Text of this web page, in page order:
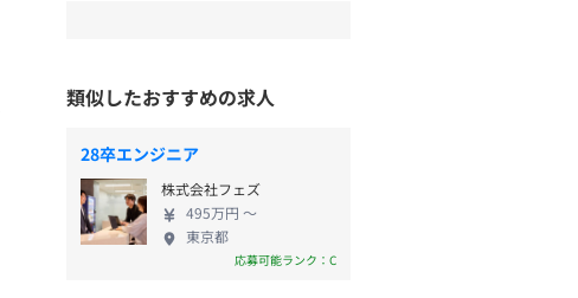
類似したおすすめの求人
28卒エンジニア
株式会社フェズ
495万円 〜
東京都
応募可能ランク：C